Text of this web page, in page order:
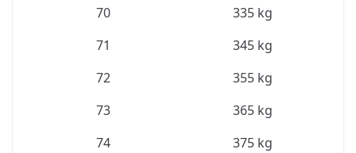
70
335 kg
71
345 kg
72
355 kg
73
365 kg
74
375 kg